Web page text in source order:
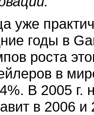
уже
годы в
роста
в
В 2005
в 2006 и